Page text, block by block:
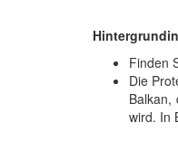
Finden
Die
Balkan,
wird. In